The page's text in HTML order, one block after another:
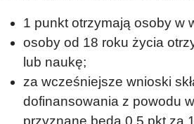
1 punkt otrzymają osoby w
osoby od 18 roku życia
lub naukę;
za wcześniejsze wnioski
dofinansowania z powodu
przyznane będą 0,5 pkt za